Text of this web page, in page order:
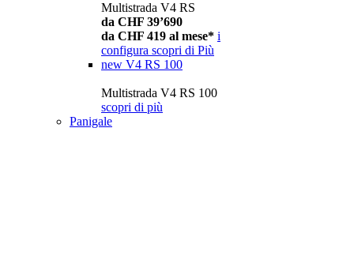
Multistrada V4 RS
da CHF 39’690
da CHF 419 al mese* i
configura scopri di Più
new V4 RS 100
Multistrada V4 RS 100
scopri di più
Panigale